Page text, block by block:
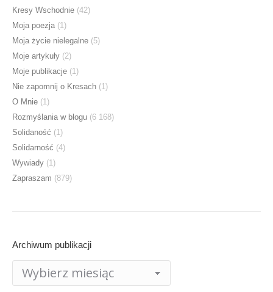
Kresy Wschodnie (42)
Moja poezja (1)
Moja życie nielegalne (5)
Moje artykuły (2)
Moje publikacje (1)
Nie zapomnij o Kresach (1)
O Mnie (1)
Rozmyślania w blogu (6 168)
Solidaność (1)
Solidarność (4)
Wywiady (1)
Zapraszam (879)
Archiwum publikacji
publikacji